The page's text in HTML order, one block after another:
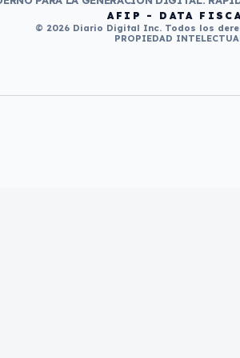
AFIP - DATA
© 2026 Diario Digital Inc. Todos los
PROPIEDAD